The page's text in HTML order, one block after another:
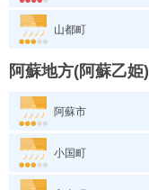
山都町
阿蘇地方(阿蘇乙姫)
阿蘇市
小国町